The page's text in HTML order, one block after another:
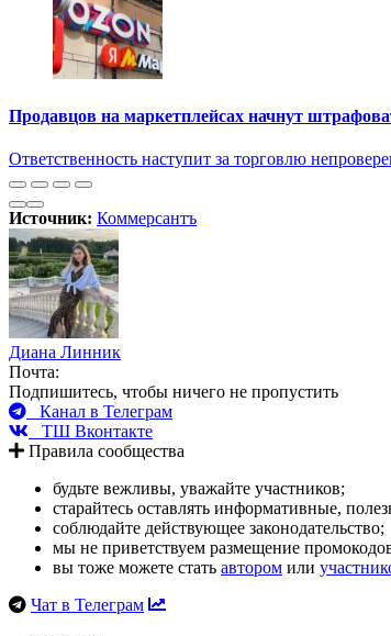
Продавцов на маркетплейсах начнут
Ответственность наступит за торговлю
Источник: Коммерсантъ
Диана Линник
Почта:
Подпишитесь, чтобы ничего не пропустить
Канал в Телеграм
ТШ Вконтакте
Правила сообщества
будьте вежливы, уважайте участников;
старайтесь оставлять информативные,
соблюдайте действующее законодательство;
мы не приветствуем размещение
вы тоже можете стать автором или
Чат в Телеграм